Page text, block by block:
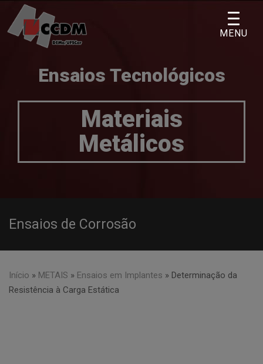
content
Ensaios Tecnológicos
Materiais
Metálicos
Ensaios de Corrosão
Início » METAIS » Ensaios em Implantes » Determinação da
Resistência à Carga Estática
MENU